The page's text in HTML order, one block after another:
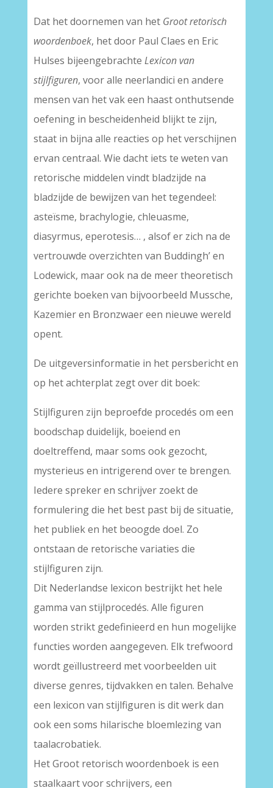
Dat het doornemen van het Groot retorisch
woordenboek, het door Paul Claes en Eric
Hulses bijeengebrachte Lexicon van
stijlfiguren, voor alle neerlandici en andere
mensen van het vak een haast onthutsende
oefening in bescheidenheid blijkt te zijn,
staat in bijna alle reacties op het verschijnen
ervan centraal. Wie dacht iets te weten van
retorische middelen vindt bladzijde na
bladzijde de bewijzen van het tegendeel:
asteïsme, brachylogie, chleuasme,
diasyrmus, eperotesis… , alsof er zich na de
vertrouwde overzichten van Buddingh’ en
Lodewick, maar ook na de meer theoretisch
gerichte boeken van bijvoorbeeld Mussche,
Kazemier en Bronzwaer een nieuwe wereld
opent.
De uitgeversinformatie in het persbericht en
op het achterplat zegt over dit boek:
Stijlfiguren zijn beproefde procedés om een
boodschap duidelijk, boeiend en
doeltreffend, maar soms ook gezocht,
mysterieus en intrigerend over te brengen.
Iedere spreker en schrijver zoekt de
formulering die het best past bij de situatie,
het publiek en het beoogde doel. Zo
ontstaan de retorische variaties die
stijlfiguren zijn.
Dit Nederlandse lexicon bestrijkt het hele
gamma van stijlprocedés. Alle figuren
worden strikt gedefinieerd en hun mogelijke
functies worden aangegeven. Elk trefwoord
wordt geïllustreerd met voorbeelden uit
diverse genres, tijdvakken en talen. Behalve
een lexicon van stijlfiguren is dit werk dan
ook een soms hilarische bloemlezing van
taalacrobatiek.
Het Groot retorisch woordenboek is een
staalkaart voor schrijvers, een